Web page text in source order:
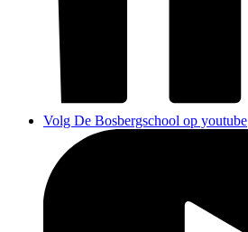
Volg De Bosbergschool op youtube